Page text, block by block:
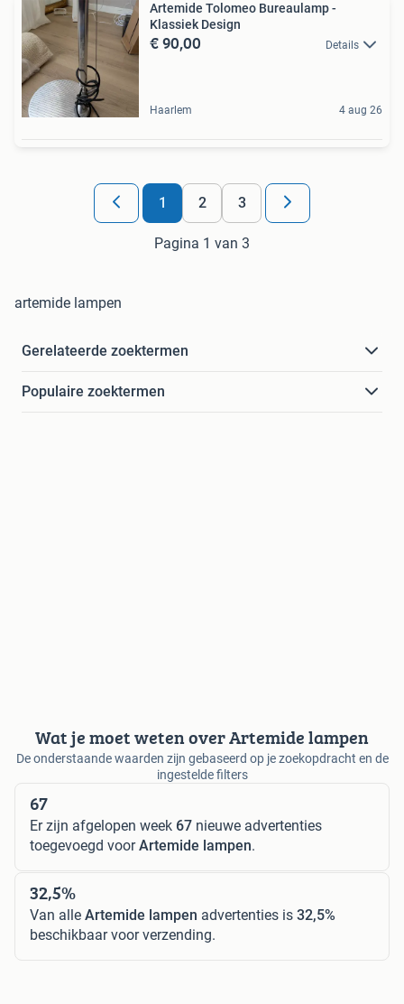
Artemide Tolomeo Bureaulamp -
Klassiek Design
€ 90,00 Details
Haarlem 4 aug 26
1 2 3
Pagina 1 van 3
artemide lampen
Gerelateerde zoektermen
Populaire zoektermen
Wat je moet weten over Artemide lampen
De onderstaande waarden zijn gebaseerd op je zoekopdracht en de
ingestelde filters
67
Er zijn afgelopen week 67 nieuwe advertenties
toegevoegd voorArtemide lampen.
32,5%
Van alle Artemide lampen advertenties is 32,5%
beschikbaar voor verzending.